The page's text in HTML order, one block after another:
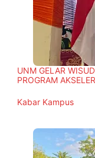
UNM GELAR
PROGRAM
In relation to
Kabar Kampus